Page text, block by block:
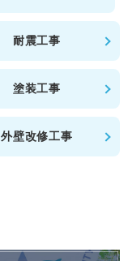
耐震工事
塗装工事
外壁改修工事